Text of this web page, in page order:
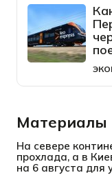
Материалы
На севере
прохлада, а в
на 6 августа для